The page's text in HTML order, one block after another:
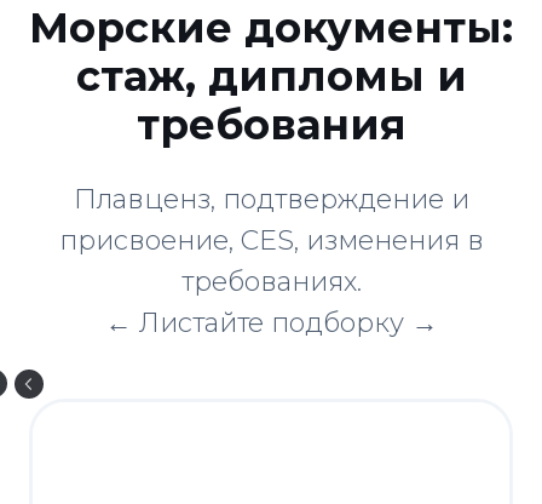
Морские документы:
стаж, дипломы и
требования
Плавценз, подтверждение и
присвоение, CES, изменения в
требованиях.
← Листайте подборку →